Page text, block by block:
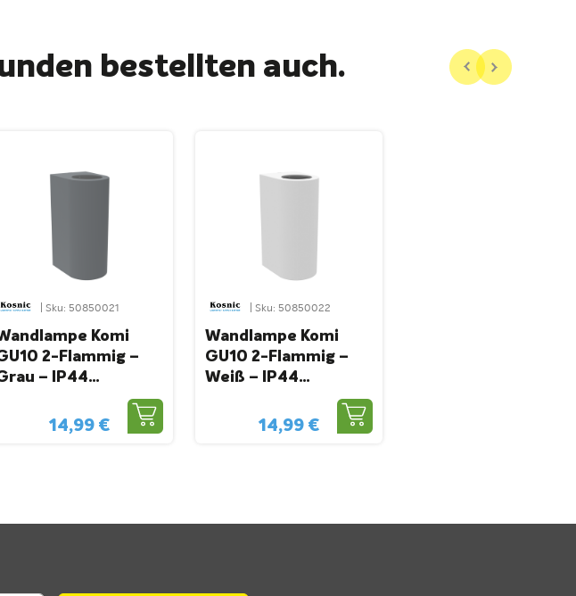
bestellten auch.
| Sku: 50850021
Komi
2-Flammig –
– IP44
Wasserfest ABS –
Für Überdachungen
Und Fassaden
14,99 €
| Sku: 50850022
Wandlampe Komi
GU10 2-Flammig –
Weiß – IP44
Wasserfest ABS –
Für Überdachungen
Und Fassaden
14,99 €